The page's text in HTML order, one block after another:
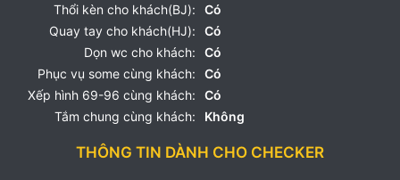
Thổi kèn cho khách(BJ):
Có
Quay tay cho khách(HJ):
Có
Dọn wc cho khách:
Có
Phục vụ some cùng khách:
Có
Xếp hình 69-96 cùng khách:
Có
Tắm chung cùng khách:
Không
THÔNG TIN DÀNH CHO CHECKER